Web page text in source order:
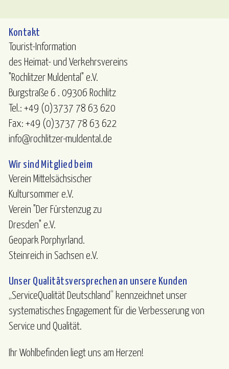
Kontakt
Tourist-Information
des Heimat- und Verkehrsvereins
"Rochlitzer Muldental" e.V.
Burgstraße 6 . 09306 Rochlitz
Tel.: +49 (0)3737 78 63 620
Fax: +49 (0)3737 78 63 622
info@rochlitzer-muldental.de
Wir sind Mitglied beim
Verein Mittelsächsischer
Kultursommer e.V.
Verein "Der Fürstenzug zu
Dresden" e.V.
Geopark Porphyrland.
Steinreich in Sachsen e.V.
Unser Qualitätsversprechen an unsere Kunden
„ServiceQualität Deutschland“ kennzeichnet unser
systematisches Engagement für die Verbesserung von
Service und Qualität.
Ihr Wohlbefinden liegt uns am Herzen!